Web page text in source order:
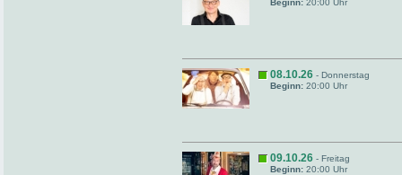
Beginn: 20:00 Uhr
08.10.26 - Donnerstag
Beginn: 20:00 Uhr
09.10.26 - Freitag
Beginn: 20:00 Uhr